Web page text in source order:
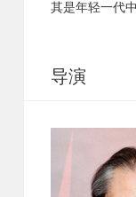
狗
其是年轻一代
导演